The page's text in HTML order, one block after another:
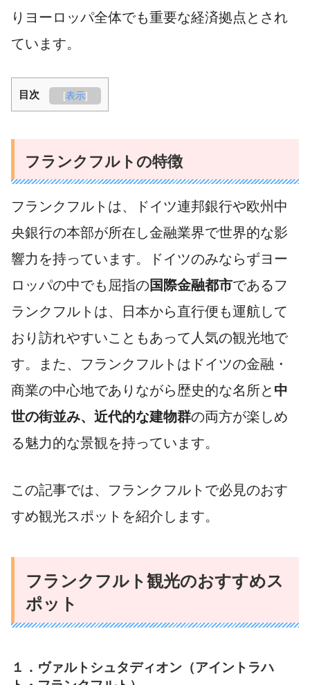
りヨーロッパ全体でも重要な経済拠点とされ
ています。
目次 [表示]
フランクフルトの特徴
フランクフルトは、ドイツ連邦銀行や欧州中
央銀行の本部が所在し金融業界で世界的な影
響力を持っています。ドイツのみならずヨー
ロッパの中でも屈指の国際金融都市であるフ
ランクフルトは、日本から直行便も運航して
おり訪れやすいこともあって人気の観光地で
す。また、フランクフルトはドイツの金融・
商業の中心地でありながら歴史的な名所と 中
世の街並み、近代的な建物群の両方が楽しめ
る魅力的な景観を持っています。
この記事では、フランクフルトで必見のおす
すめ観光スポットを紹介します。
フランクフルト観光のおすすめス
ポット
１．ヴァルトシュタディオン（アイントラハ